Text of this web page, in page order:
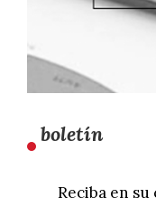
boletín
Reciba en